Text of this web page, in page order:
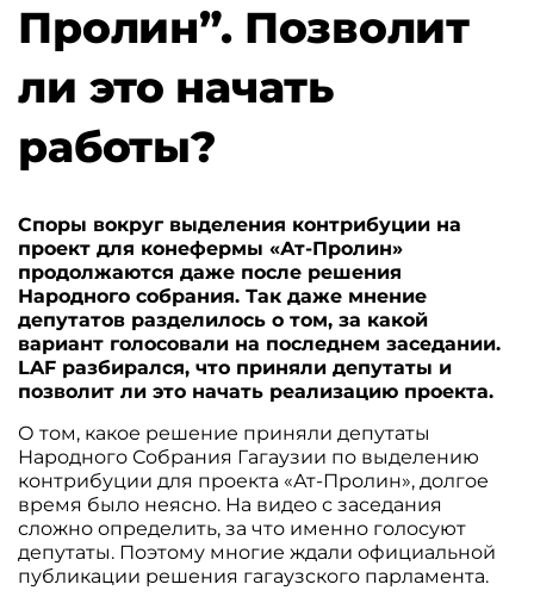
Пролин”. Позволит
ли это начать
работы?
Споры вокруг выделения контрибуции на
проект для конефермы «Ат-Пролин»
продолжаются даже после решения
Народного собрания. Так даже мнение
депутатов разделилось о том, за какой
вариант голосовали на последнем заседании.
LAF разбирался, что приняли депутаты и
позволит ли это начать реализацию проекта.
О том, какое решение приняли депутаты
Народного Собрания Гагаузии по выделению
контрибуции для проекта «Ат-Пролин», долгое
время было неясно. На видео с заседания
сложно определить, за что именно голосуют
депутаты. Поэтому многие ждали официальной
публикации решения гагаузского парламента.